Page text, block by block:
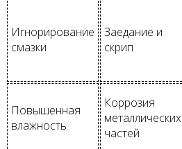
Игнорирование
смазки
Заедание и
скрип
Повышенная
влажность
Коррозия
металлических
частей